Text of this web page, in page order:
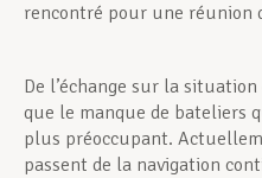
rencontré pour une réunion
De l’échange sur la
que le manque de bateliers
plus préoccupant.
passent de la navigation